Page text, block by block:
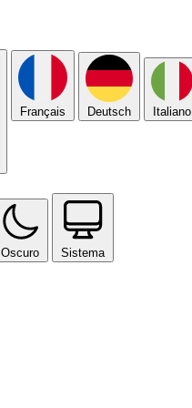
Français Deutsch Italiano
Oscuro Sistema